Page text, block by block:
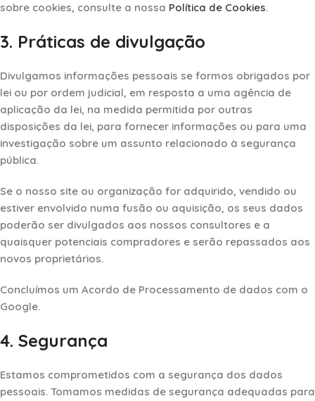
sobre cookies, consulte a nossa Política de Cookies.
3. Práticas de divulgação
Divulgamos informações pessoais se formos obrigados por
lei ou por ordem judicial, em resposta a uma agência de
aplicação da lei, na medida permitida por outras
disposições da lei, para fornecer informações ou para uma
investigação sobre um assunto relacionado à segurança
pública.
Se o nosso site ou organização for adquirido, vendido ou
estiver envolvido numa fusão ou aquisição, os seus dados
poderão ser divulgados aos nossos consultores e a
quaisquer potenciais compradores e serão repassados ​​aos
novos proprietários.
Concluímos um Acordo de Processamento de dados com o
Google.
4. Segurança
Estamos comprometidos com a segurança dos dados
pessoais. Tomamos medidas de segurança adequadas para